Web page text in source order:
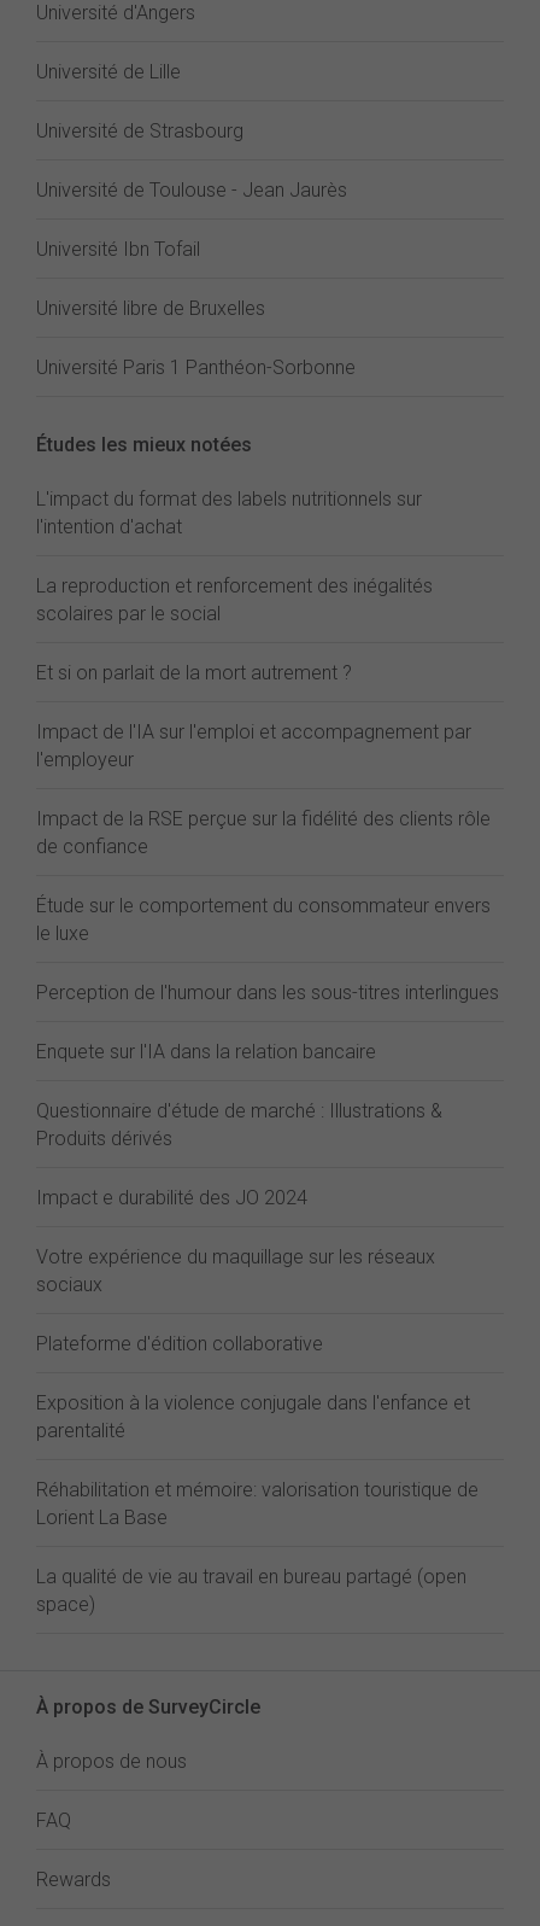
Université d'Angers
Université de Lille
Université de Strasbourg
Université de Toulouse - Jean Jaurès
Université Ibn Tofail
Université libre de Bruxelles
Université Paris 1 Panthéon-Sorbonne
Études les mieux notées
L'impact du format des labels nutritionnels sur
l'intention d'achat
La reproduction et renforcement des inégalités
scolaires par le social
Et si on parlait de la mort autrement ?
Impact de l'IA sur l'emploi et accompagnement par
l'employeur
Impact de la RSE perçue sur la fidélité des clients rôle
de confiance
Étude sur le comportement du consommateur envers
le luxe
Perception de l'humour dans les sous-titres interlingues
Enquete sur l'IA dans la relation bancaire
Questionnaire d'étude de marché : Illustrations &
Produits dérivés
Impact e durabilité des JO 2024
Votre expérience du maquillage sur les réseaux
sociaux
Plateforme d'édition collaborative
Exposition à la violence conjugale dans l'enfance et
parentalité
Réhabilitation et mémoire: valorisation touristique de
Lorient La Base
La qualité de vie au travail en bureau partagé (open
space)
À propos de SurveyCircle
À propos de nous
FAQ
Rewards